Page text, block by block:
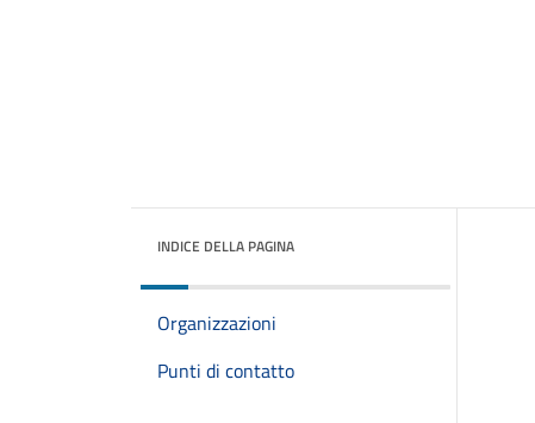
INDICE DELLA PAGINA
Organizzazioni
Punti di contatto